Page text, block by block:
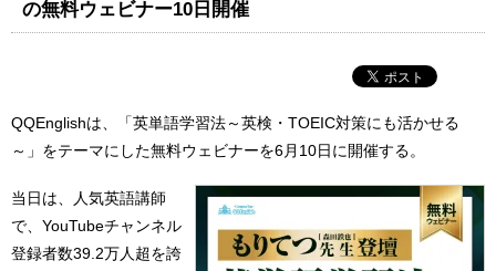
の無料ウェビナー10日開催
QQEnglishは、「英単語学習法～英検・TOEIC対策にも活かせる
～」をテーマにした無料ウェビナーを6月10日に開催する。
当日は、人気英語講師
で、YouTubeチャンネル
登録者数39.2万人超を誇